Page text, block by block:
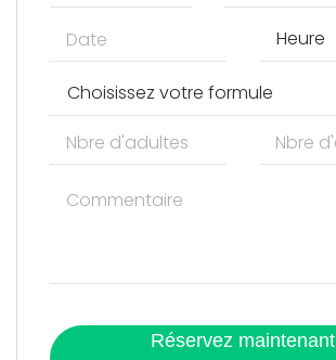
Heure
Choisissez votre formule
Réservez maintenant